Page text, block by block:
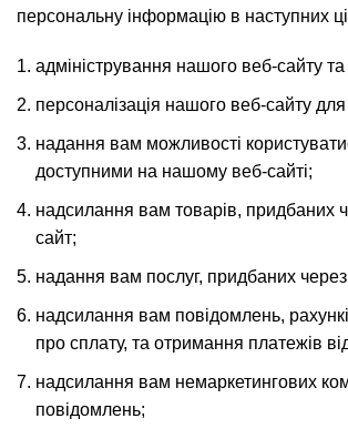
персональну інформацію в наступних
адміністрування нашого веб-сайту та
персоналізація нашого веб-сайту
надання вам можливості
доступними на нашому веб-сайті;
надсилання вам товарів, придбаних
сайт;
надання вам послуг, придбаних
надсилання вам повідомлень,
про сплату, та отримання платежів
надсилання вам немаркетингових
повідомлень;